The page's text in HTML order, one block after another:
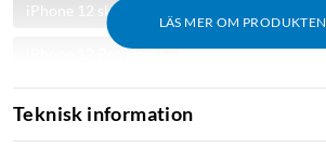
LÄS MER OM PRODUKTEN
iPhone 12 skal
iPhone 12 Pro skydd
Teknisk information